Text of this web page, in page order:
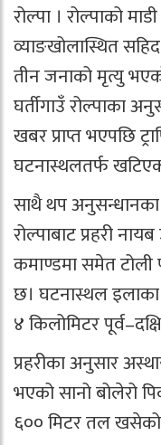
रोल्पा । रोल्पाको
व्याङखोलास्थित सहिद
तीन जनाको मृत्यु
घर्तीगाउँ रोल्पाका
खबर प्राप्त भएपछि
घटनास्थलतर्फ
साथै थप अनुसन्धानका
रोल्पाबाट प्रहरी
कमाण्डमा समेत टोली
छ। घटनास्थल इलाका
४ किलोमिटर
प्रहरीका अनुसार
भएको सानो बोलेरो
६०० मिटर तल खसेको